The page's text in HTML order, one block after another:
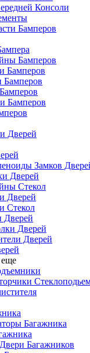
Консоли
Бамперов
Бамперов
Бамперов
Бамперов
Бамперов
Дверей
Замков
Дверей
Стекол
Дверей
Стекол
Дверей
Дверей
Дверей
еще
Багажника
Багажников